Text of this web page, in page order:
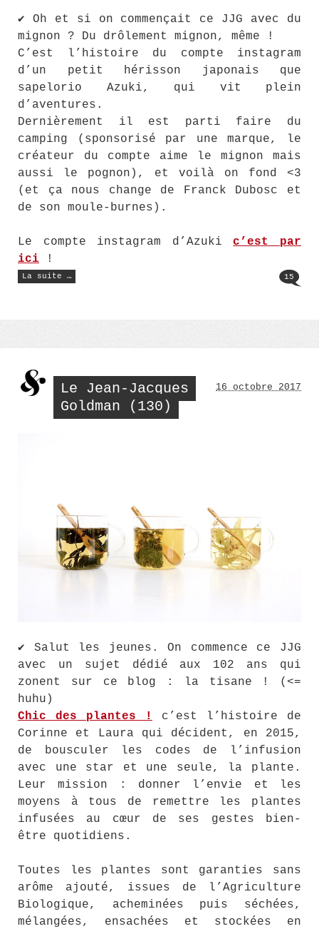
✔ Oh et si on commençait ce JJG avec du
mignon ? Du drôlement mignon, même !
C’est l’histoire du compte instagram
d’un petit hérisson japonais que
sapelorio Azuki, qui vit plein
d’aventures.
Dernièrement il est parti faire du
camping (sponsorisé par une marque, le
créateur du compte aime le mignon mais
aussi le pognon), et voilà on fond <3
(et ça nous change de Franck Dubosc et
de son moule-burnes).
Le compte instagram d’Azukic’est par
ici !
La suite …
« Le
Jean-
15
Le Jean-Jacques
Goldman (130)
16 octobre 2017
✔ Salut les jeunes. On commence ce JJG
avec un sujet dédié aux 102 ans qui
zonent sur ce blog : la tisane ! (<=
huhu)
Chic des plantes !
c’est l’histoire de
Corinne et Laura qui décident, en 2015,
de bousculer les codes de l’infusion
avec une star et une seule, la plante.
Leur mission : donner l’envie et les
moyens à tous de remettre les plantes
infusées au cœur de ses gestes bien-
être quotidiens.
Toutes les plantes sont garanties sans
arôme ajouté, issues de l’Agriculture
Biologique, acheminées puis séchées,
mélangées, ensachées et stockées en